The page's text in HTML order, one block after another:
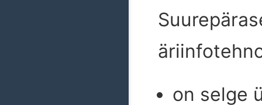
on selge